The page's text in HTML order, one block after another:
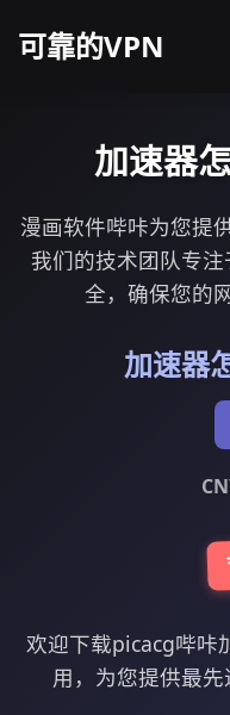
可靠的VPN
加速器
漫画软件哔咔为您提
我们的技术团队专
全，确保您的
加速器
欢迎下载picacg哔咔
用，为您提供最先